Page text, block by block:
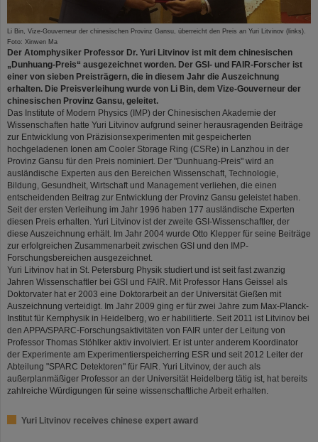
Li Bin, Vize-Gouverneur der chinesischen Provinz Gansu, überreicht den Preis an Yuri Litvinov (links).
Foto: Xinwen Ma
Der Atomphysiker Professor Dr. Yuri Litvinov ist mit dem chinesischen
„Dunhuang-Preis“ ausgezeichnet worden. Der GSI- und FAIR-Forscher ist
einer von sieben Preisträgern, die in diesem Jahr die Auszeichnung
erhalten. Die Preisverleihung wurde von Li Bin, dem Vize-Gouverneur der
chinesischen Provinz Gansu, geleitet.
Das Institute of Modern Physics (IMP) der Chinesischen Akademie der
Wissenschaften hatte Yuri Litvinov aufgrund seiner herausragenden Beiträge
zur Entwicklung von Präzisionsexperimenten mit gespeicherten
hochgeladenen Ionen am Cooler Storage Ring (CSRe) in Lanzhou in der
Provinz Gansu für den Preis nominiert. Der "Dunhuang-Preis" wird an
ausländische Experten aus den Bereichen Wissenschaft, Technologie,
Bildung, Gesundheit, Wirtschaft und Management verliehen, die einen
entscheidenden Beitrag zur Entwicklung der Provinz Gansu geleistet haben.
Seit der ersten Verleihung im Jahr 1996 haben 177 ausländische Experten
diesen Preis erhalten. Yuri Litvinov ist der zweite GSI-Wissenschaftler, der
diese Auszeichnung erhält. Im Jahr 2004 wurde Otto Klepper für seine Beiträge
zur erfolgreichen Zusammenarbeit zwischen GSI und den IMP-
Forschungsbereichen ausgezeichnet.
Yuri Litvinov hat in St. Petersburg Physik studiert und ist seit fast zwanzig
Jahren Wissenschaftler bei GSI und FAIR. Mit Professor Hans Geissel als
Doktorvater hat er 2003 eine Doktorarbeit an der Universität Gießen mit
Auszeichnung verteidigt. Im Jahr 2009 ging er für zwei Jahre zum Max-Planck-
Institut für Kernphysik in Heidelberg, wo er habilitierte. Seit 2011 ist Litvinov bei
den APPA/SPARC-Forschungsaktivitäten von FAIR unter der Leitung von
Professor Thomas Stöhlker aktiv involviert. Er ist unter anderem Koordinator
der Experimente am Experimentierspeicherring ESR und seit 2012 Leiter der
Abteilung "SPARC Detektoren" für FAIR. Yuri Litvinov, der auch als
außerplanmäßiger Professor an der Universität Heidelberg tätig ist, hat bereits
zahlreiche Würdigungen für seine wissenschaftliche Arbeit erhalten.
Yuri Litvinov receives chinese expert award